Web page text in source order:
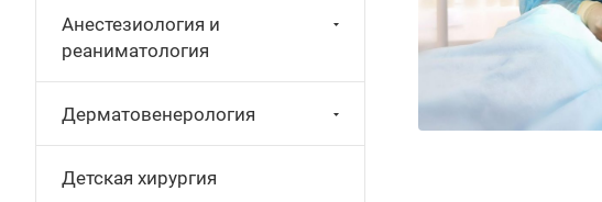
Анестезиология и
реаниматология
Дерматовенерология
Детская хирургия